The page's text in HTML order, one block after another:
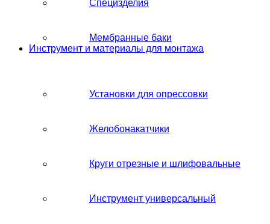
Специзделия
Мембранные баки
Инструмент и материалы для монтажа
Установки для опрессовки
Желобонакатчики
Круги отрезные и шлифовальные
Инструмент универсальный